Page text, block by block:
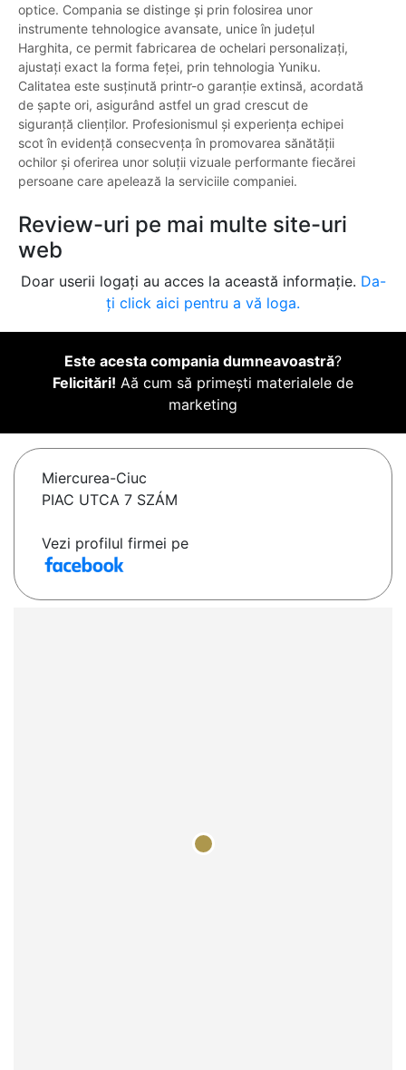
optice. Compania se distinge și prin folosirea unor
instrumente tehnologice avansate, unice în județul
Harghita, ce permit fabricarea de ochelari personalizați,
ajustați exact la forma feței, prin tehnologia Yuniku.
Calitatea este susținută printr-o garanție extinsă, acordată
de șapte ori, asigurând astfel un grad crescut de
siguranță clienților. Profesionismul și experiența echipei
scot în evidență consecvența în promovarea sănătății
ochilor și oferirea unor soluții vizuale performante fiecărei
persoane care apelează la serviciile companiei.
Review-uri pe mai multe site-uri
web
Doar userii logați au acces la această informație. Da-
ți click aici pentru a vă loga.
Este acesta compania dumneavoastră?
Felicitări! Aă cum să primești materialele de
marketing
Miercurea-Ciuc
PIAC UTCA 7 SZÁM
Vezi profilul firmei pe